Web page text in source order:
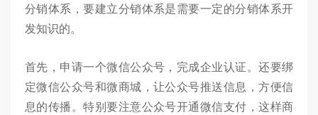
分销体系，要建立分销体系是需要一定的分销体系开
发知识的。
首先，申请一个微信公众号，完成企业认证。还要绑
定微信公众号和微商城，让公众号推送信息，方便信
息的传播。特别要注意公众号开通微信支付，这样商